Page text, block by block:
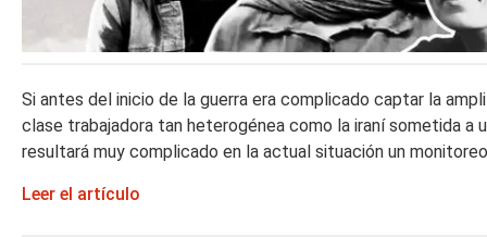
Si antes del inicio de la guerra era complicado captar la
clase trabajadora tan heterogénea como la iraní sometida a
resultará muy complicado en la actual situación un
Leer el artículo